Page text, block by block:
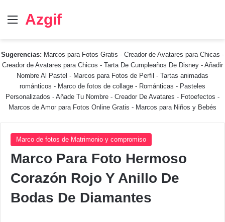
Menú
Azgif
Sugerencias: Marcos para Fotos Gratis - Creador de Avatares para Chicas -
Creador de Avatares para Chicos - Tarta De Cumpleaños De Disney - Añadir
Nombre Al Pastel - Marcos para Fotos de Perfil - Tartas animadas
románticos - Marco de fotos de collage - Románticas - Pasteles
Personalizados - Añade Tu Nombre - Creador De Avatares - Fotoefectos -
Marcos de Amor para Fotos Online Gratis - Marcos para Niños y Bebés
Marco de fotos de Matrimonio y compromiso
Marco Para Foto Hermoso
Corazón Rojo Y Anillo De
Bodas De Diamantes